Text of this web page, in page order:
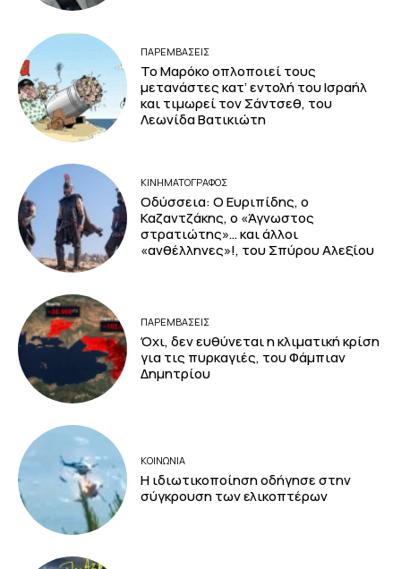
ΠΑΡΕΜΒΑΣΕΙΣ
Το Μαρόκο οπλοποιεί τους
μετανάστες κατ’ εντολή του Ισραήλ
και τιμωρεί τον Σάντσεθ, του
Λεωνίδα Βατικιώτη
ΚΙΝΗΜΑΤΟΓΡΆΦΟΣ
Οδύσσεια: Ο Ευριπίδης, ο
Καζαντζάκης, ο «Άγνωστος
στρατιώτης»… και άλλοι
«ανθέλληνες»!, του Σπύρου Αλεξίου
ΠΑΡΕΜΒΑΣΕΙΣ
Όχι, δεν ευθύνεται η κλιματική κρίση
για τις πυρκαγιές, του Φάμπιαν
Δημητρίου
ΚΟΙΝΩΝΙΑ
Η ιδιωτικοποίηση οδήγησε στην
σύγκρουση των ελικοπτέρων